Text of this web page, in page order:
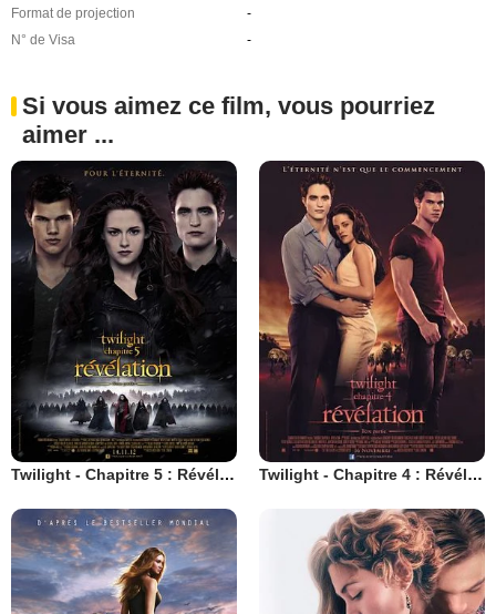
Format de projection
-
N° de Visa
-
Si vous aimez ce film, vous pourriez
aimer ...
Twilight - Chapitre 5 : Révélation 2e partie Twilight - Chapitre 4 : Révélation 1ère partie